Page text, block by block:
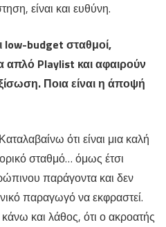
είναι και ευθύνη.
low-budget σταθμοί,
απλό Playlist και αφαιρούν
Ποια είναι η άποψή
ότι είναι μια καλή
σταθμό… όμως έτσι
παράγοντα και δεν
παραγωγό να εκφραστεί.
και λάθος, ότι ο ακροατής